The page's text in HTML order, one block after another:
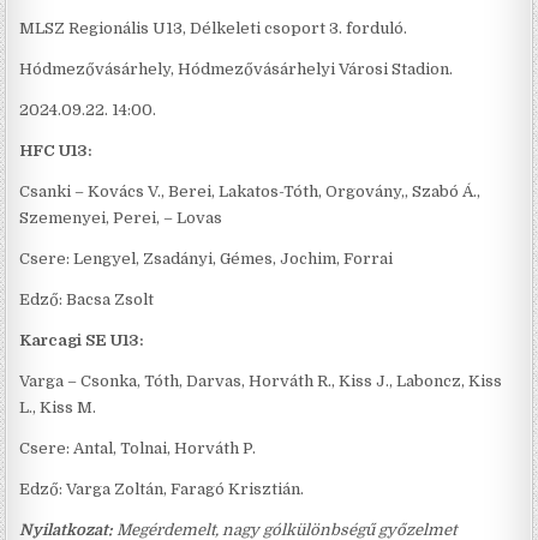
MLSZ Regionális U13, Délkeleti csoport 3. forduló.
Hódmezővásárhely, Hódmezővásárhelyi Városi Stadion.
2024.09.22. 14:00.
HFC U13:
Csanki – Kovács V., Berei, Lakatos-Tóth, Orgovány,, Szabó Á.,
Szemenyei, Perei, – Lovas
Csere: Lengyel, Zsadányi, Gémes, Jochim, Forrai
Edző: Bacsa Zsolt
Karcagi SE U13:
Varga – Csonka, Tóth, Darvas, Horváth R., Kiss J., Laboncz, Kiss
L., Kiss M.
Csere: Antal, Tolnai, Horváth P.
Edző: Varga Zoltán, Faragó Krisztián.
Nyilatkozat: Megérdemelt, nagy gólkülönbségű győzelmet